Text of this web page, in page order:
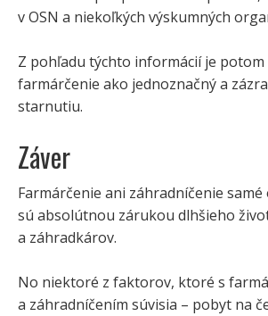
v OSN a niekoľkých výskumných
Z pohľadu týchto informácií je
farmárčenie ako jednoznačný a
starnutiu.
Záver
Farmárčenie ani záhradníčenie samé
sú absolútnou zárukou dlhšieho
a záhradkárov.
No niektoré z faktorov, ktoré s
a záhradníčením súvisia – pobyt na